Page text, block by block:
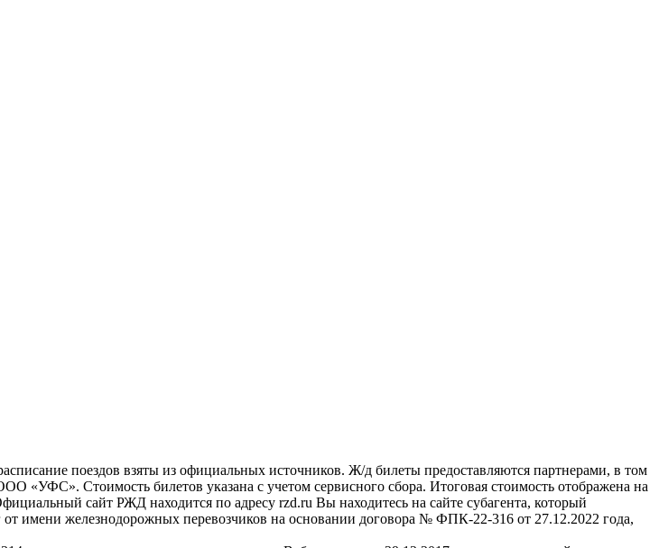
поездов взяты из официальных источников. Ж/д билеты предоставляются партнерами, в том
Стоимость билетов указана с учетом сервисного сбора. Итоговая стоимость отображена на
сайт РЖД находится по адресу rzd.ru Вы находитесь на сайте субагента, который
имени железнодорожных перевозчиков на основании договора № ФПК-22-316 от 27.12.2022 года,